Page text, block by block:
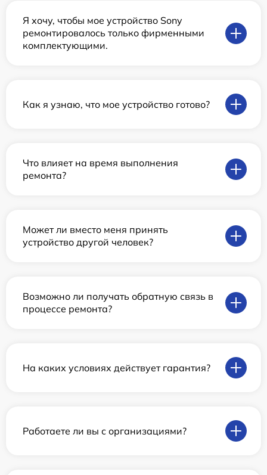
Я хочу, чтобы мое устройство Sony
ремонтировалось только фирменными
комплектующими.
Как я узнаю, что мое устройство готово?
Что влияет на время выполнения
ремонта?
Может ли вместо меня принять
устройство другой человек?
Возможно ли получать обратную связь в
процессе ремонта?
На каких условиях действует гарантия?
Работаете ли вы с организациями?